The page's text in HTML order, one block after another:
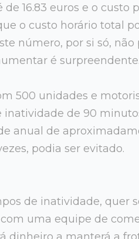
16.83 euros e o custo
o custo horário total
número, por si só,
é surpreendente.
500 unidades e
de 90
anual de
podia ser evitado.
de inatividade, quer
uma equipe de